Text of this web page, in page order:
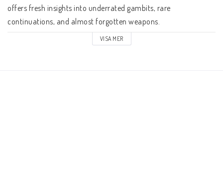
Presentkort
offers fresh insights into underrated gambits, rare
continuations, and almost forgotten weapons.
VISA MER